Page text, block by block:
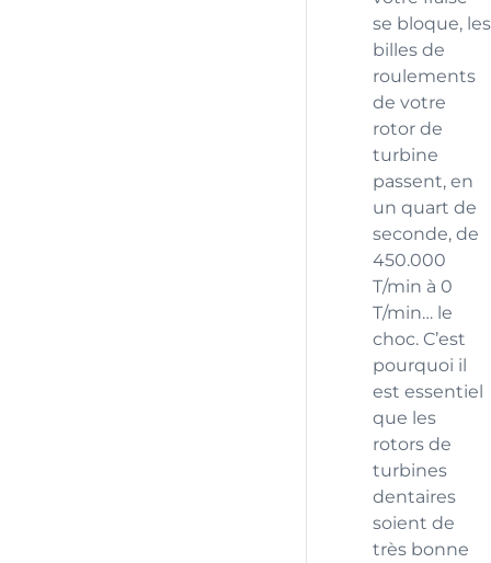
se bloque, les
billes de
roulements
de votre
rotor de
turbine
passent, en
un quart de
seconde, de
450.000
T/min à 0
T/min… le
choc. C’est
pourquoi il
est essentiel
que les
rotors de
turbines
dentaires
soient de
très bonne